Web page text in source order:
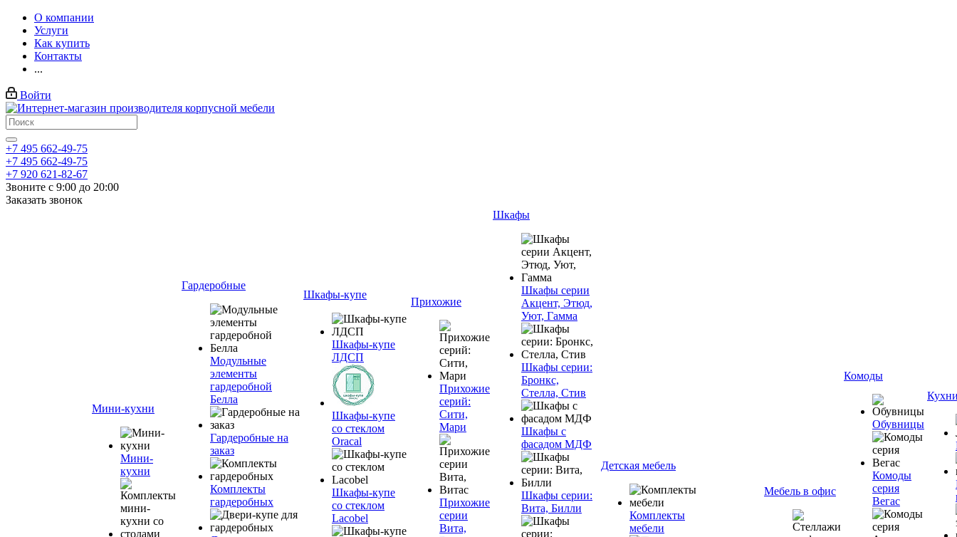
О компании
Услуги
Как купить
Контакты
...
Войти
+7 495 662-49-75
+7 495 662-49-75
+7 920 621-82-67
Звоните с 9:00 до 20:00
Заказать звонок
Мини-кухни
Мини-
кухни
Гардеробные
Модульные
элементы
гардеробной
Белла
Гардеробные на
заказ
Комплекты
гардеробных
Шкафы-купе
Шкафы-купе
ЛДСП
Шкафы-купе
со стеклом
Oracal
Шкафы-купе
со стеклом
Lacobel
Прихожие
Прихожие
серий:
Сити,
Мари
Прихожие
серии
Вита,
Шкафы
Шкафы серии
Акцент, Этюд,
Уют, Гамма
Шкафы серии:
Бронкс,
Стелла, Стив
Шкафы с
фасадом МДФ
Шкафы серии:
Вита, Билли
Детская мебель
Комплекты
мебели
Мебель в офис
Комоды
Обувницы
Комоды
серия
Вегас